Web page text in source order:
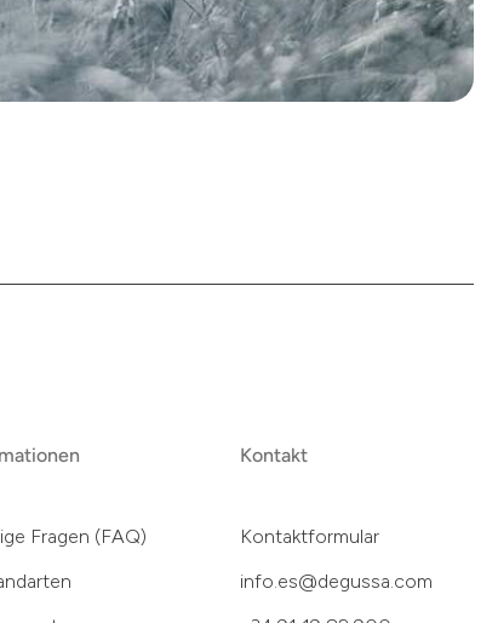
Fragen (FAQ)
Kontakt
Kontaktformular
info.es@degussa.com